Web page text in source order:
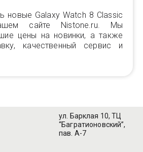
новые Galaxy Watch 8 Classic
сайте Nistone.ru. Мы
цены на новинки, а также
качественный сервис и
ул. Барклая 10, ТЦ
“Багратионовский”,
пав. А-7